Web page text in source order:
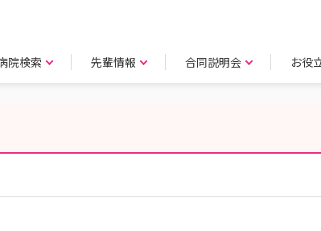
院検索 先輩情報 合同説明会 お役